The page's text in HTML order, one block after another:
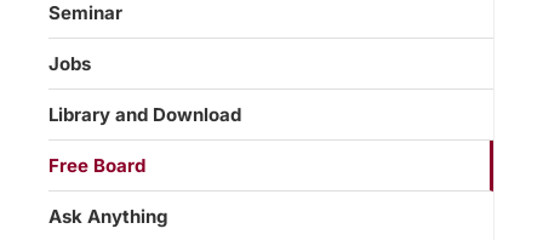
Seminar
Jobs
Library and Download
Free Board
Ask Anything